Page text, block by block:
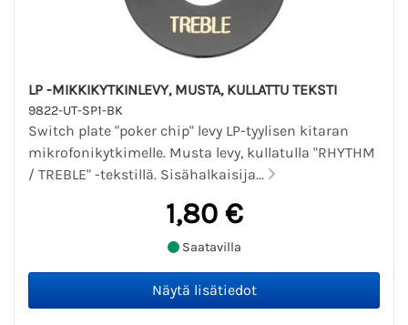
LP -MIKKIKYTKINLEVY, MUSTA, KULLATTU TEKSTI
9822-UT-SP1-BK
Switch plate "poker chip" levy LP-tyylisen kitaran
mikrofonikytkimelle. Musta levy, kullatulla "RHYTHM
/ TREBLE" -tekstillä. Sisähalkaisija...
1,80 €
Saatavilla